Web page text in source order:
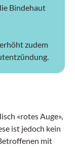
Bindehaut
zudem
«rotes Auge»,
ist jedoch kein
mit